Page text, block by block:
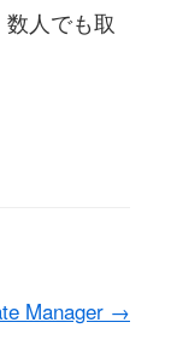
人でも取
Manager →